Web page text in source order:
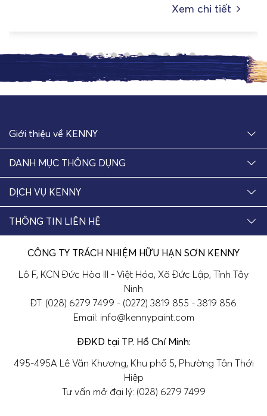
Xem chi tiết
Giới thiệu về KENNY
DANH MỤC THÔNG DỤNG
DỊCH VỤ KENNY
THÔNG TIN LIÊN HỆ
CÔNG TY TRÁCH NHIỆM HỮU HẠN SƠN KENNY
Lô F, KCN Đức Hòa III - Việt Hóa, Xã Đức Lập, Tỉnh Tây
Ninh
ĐT: (028) 6279 7499 - (0272) 3819 855 - 3819 856
Email: info@kennypaint.com
ĐĐKD tại TP. Hồ Chí Minh:
495-495A Lê Văn Khương, Khu phố 5, Phường Tân Thới
Hiệp
Tư vấn mở đại lý: (028) 6279 7499